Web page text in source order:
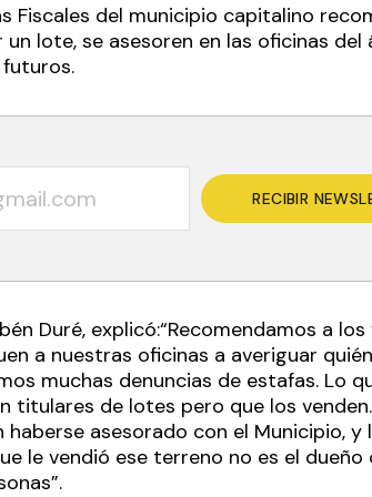
Fiscales del municipio capitalino
lote, se asesoren en las oficinas del
RECIBIR
Duré, explicó:“Recomendamos a
a nuestras oficinas a averiguar
muchas denuncias de estafas. Lo
titulares de lotes pero que los
asesorado con el Municipio, y
le vendió ese terreno no es el dueño